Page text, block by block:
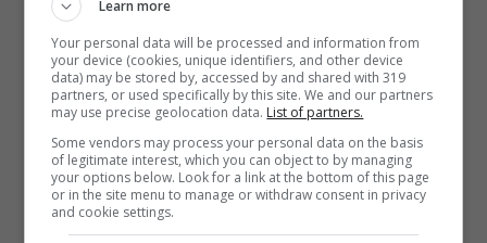
Ma come? Massaggiandolo in modo
delicato e facendolo agire per tutta la
notte. Altrettanto importante èlimare le
unghie con dei movimenti precisi,
partendo lateralmente e dall’alto cercando
di decidere la forma desiderata (ovale, a
mandorla o quadrata). Si tratta di un
Learn more
Your personal data will be processed and information from
your device (cookies, unique identifiers, and other device
data) may be stored by, accessed by and shared with 319
partners, or used specifically by this site. We and our partners
may use precise geolocation data. List of partners.
Some vendors may process your personal data on the basis
of legitimate interest, which you can object to by managing
your options below. Look for a link at the bottom of this page
or in the site menu to manage or withdraw consent in privacy
and cookie settings.